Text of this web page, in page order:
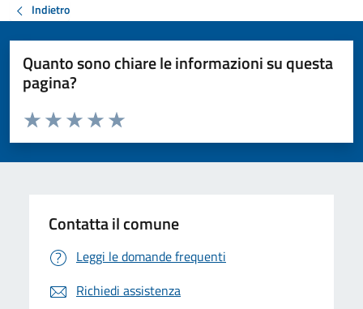
Indietro
Quanto sono chiare le informazioni su questa
pagina?
Valuta da 1 a 5 stelle la pagina
Valuta 5 stelle su 5
Valuta 4 stelle su 5
Valuta 3 stelle su 5
Valuta 2 stelle su 5
Valuta 1 stelle su 5
Contatta il comune
Leggi le domande frequenti
Richiedi assistenza